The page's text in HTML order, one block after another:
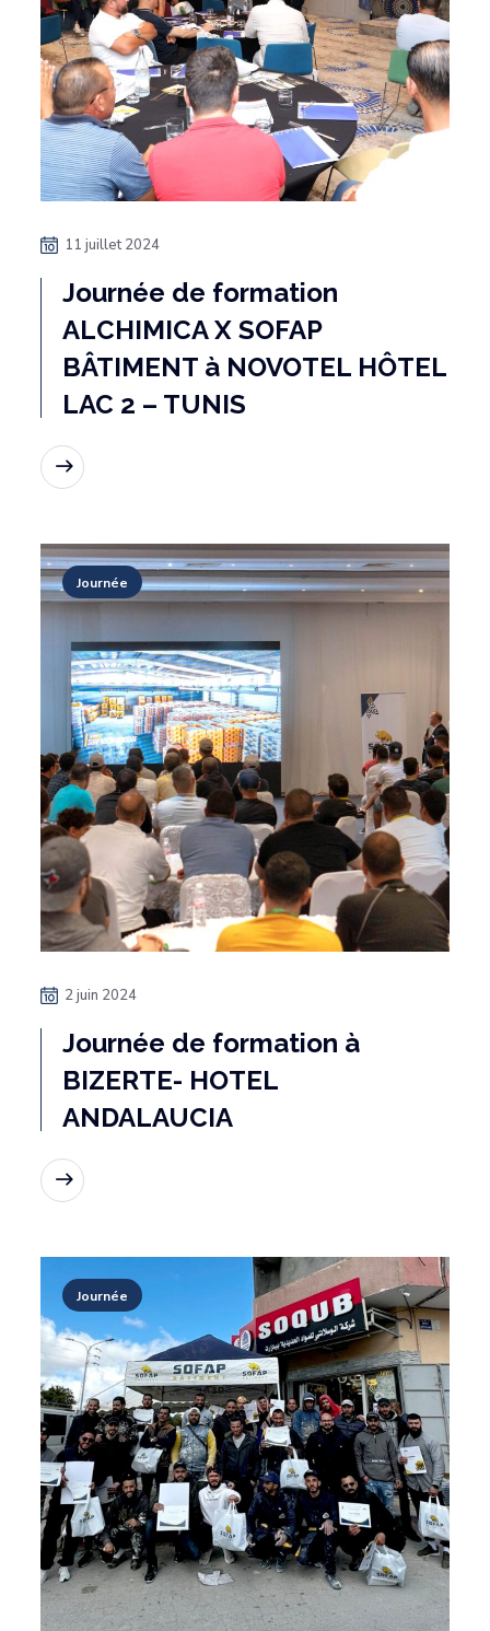
11 juillet 2024
Journée de formation
ALCHIMICA X SOFAP
BÂTIMENT à NOVOTEL HÔTEL
LAC 2 – TUNIS
Journée
2 juin 2024
Journée de formation à
BIZERTE- HOTEL
ANDALAUCIA
Journée